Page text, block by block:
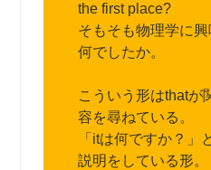
the first place?
そもそも物理学に
何でしたか。
こういう形はthatが
容を尋ねている。
「itは何ですか？」
説明をしている形。